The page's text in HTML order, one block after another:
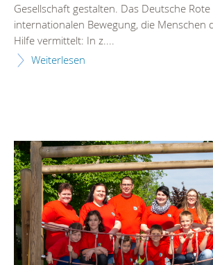
Gesellschaft gestalten. Das Deutsche
internationalen Bewegung, die Menschen
Hilfe vermittelt: In z....
Weiterlesen